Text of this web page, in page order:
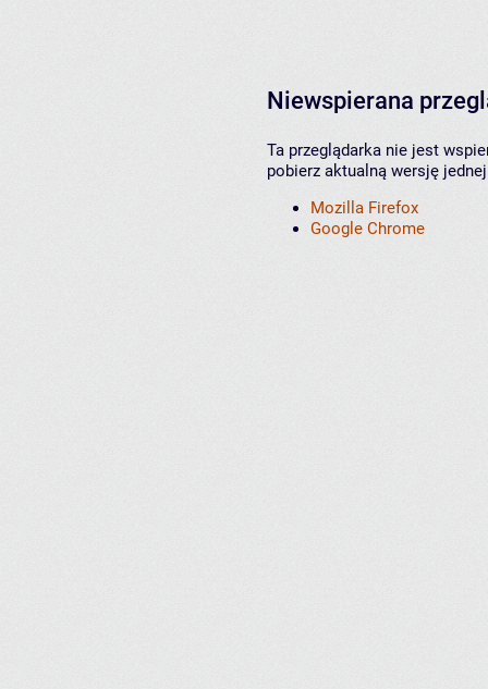
Niewspierana
Ta przeglądarka nie jest
pobierz aktualną wersję
Mozilla Firefox
Google Chrome